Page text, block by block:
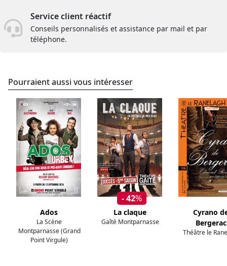
Service client réactif
Conseils personnalisés et assistance par mail et par
téléphone.
Pourraient aussi vous intéresser
Ados
La Scène
Montparnasse (Grand
Point Virgule)
- 42%
La claque
Gaîté Montparnasse
Cyrano
Bergerac
Théâtre le